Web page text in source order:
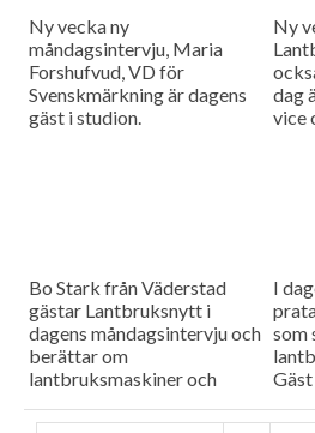
Ny vecka ny
måndagsintervju, Maria
Forshufvud, VD för
Svenskmärkning är dagens
gäst i studion.
Ny
dag
vice
Bo Stark från Väderstad
gästar Lantbruksnytt i
dagens måndagsintervju och
berättar om
lantbruksmaskiner och
I
som